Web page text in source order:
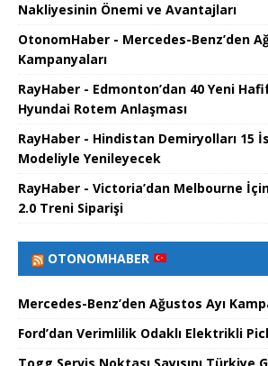
Nakliyesinin Önemi ve Avantajları
OtonomHaber - Mercedes-Benz’den
Kampanyaları
RayHaber - Edmonton’dan 40 Yeni
Hyundai Rotem Anlaşması
RayHaber - Hindistan Demiryolları 15
Modeliyle Yenileyecek
RayHaber - Victoria’dan Melbourne
2.0 Treni Siparişi
OTONOMHABER
Mercedes-Benz’den Ağustos Ayı
Ford’dan Verimlilik Odaklı Elektrikli